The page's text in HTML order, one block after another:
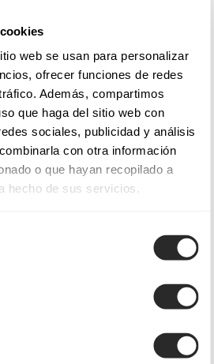
web se usan para personalizar
ofrecer funciones de redes
Además, compartimos
que haga del sitio web con
sociales, publicidad y análisis
con otra información
o que hayan recopilado a
hecho de sus servicios.